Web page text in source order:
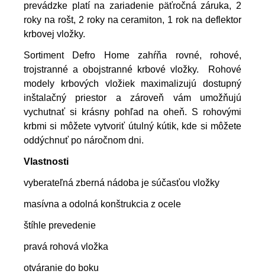
prevádzke platí na zariadenie päťročná záruka, 2
roky na rošt, 2 roky na ceramiton, 1 rok na deflektor
krbovej vložky.
Sortiment Defro Home zahŕňa rovné, rohové,
trojstranné a obojstranné krbové vložky.
Rohové
modely krbových vložiek maximalizujú dostupný
inštalačný priestor a zároveň vám umožňujú
vychutnať si krásny pohľad na oheň. S rohovými
krbmi si môžete vytvoriť útulný kútik, kde si môžete
oddýchnuť po náročnom dni.
Vlastnosti
vyberateľná zberná nádoba je súčasťou vložky
masívna a odolná konštrukcia z ocele
štíhle prevedenie
pravá rohová vložka
otváranie do boku